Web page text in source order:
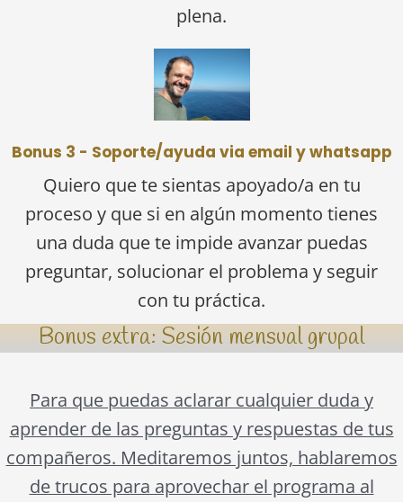
plena.
Bonus 3 - Soporte/ayuda via email y whatsapp
Quiero que te sientas apoyado/a en tu
proceso y que si en algún momento tienes
una duda que te impide avanzar puedas
preguntar, solucionar el problema y seguir
con tu práctica.
Bonus extra: Sesión mensual grupal
Para que puedas aclarar cualquier duda y
aprender de las preguntas y respuestas de tus
compañeros. Meditaremos juntos, hablaremos
de trucos para aprovechar el programa al